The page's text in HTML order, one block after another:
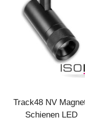
Track48 NV
Schienen LED